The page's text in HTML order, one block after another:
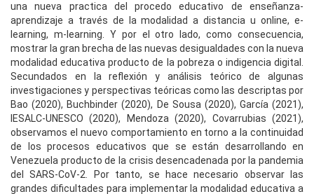
una nueva practica del procedo educativo de enseñanza-
aprendizaje a través de la modalidad a distancia u online, e-
learning, m-learning. Y por el otro lado, como consecuencia,
mostrar la gran brecha de las nuevas desigualdades con la nueva
modalidad educativa producto de la pobreza o indigencia digital.
Secundados en la reflexión y análisis teórico de algunas
investigaciones y perspectivas teóricas como las descriptas por
Bao (2020), Buchbinder (2020), De Sousa (2020), García (2021),
IESALC-UNESCO (2020), Mendoza (2020), Covarrubias (2021),
observamos el nuevo comportamiento en torno a la continuidad
de los procesos educativos que se están desarrollando en
Venezuela producto de la crisis desencadenada por la pandemia
del SARS-CoV-2. Por tanto, se hace necesario observar las
grandes dificultades para implementar la modalidad educativa a